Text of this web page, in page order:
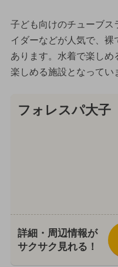
子ども向けのチューブス
イダーなどが人気で、裸
あります。水着で楽しめ
楽しめる施設となってい
フォレスパ大子
詳細・周辺情報が
サクサク見れる！